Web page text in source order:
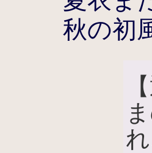
秋の初